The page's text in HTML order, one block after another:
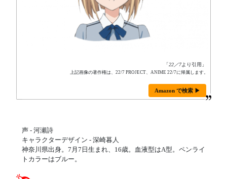
「22／7より引用」
上記画像の著作権は、22/7 PROJECT、ANIME 22/7に帰属します。
Amazon で検索 ▶
声 - 河瀬詩
キャラクターデザイン - 深崎暮人
神奈川県出身。7月7日生まれ、16歳。血液型はA型。ペンライ
トカラーはブルー。